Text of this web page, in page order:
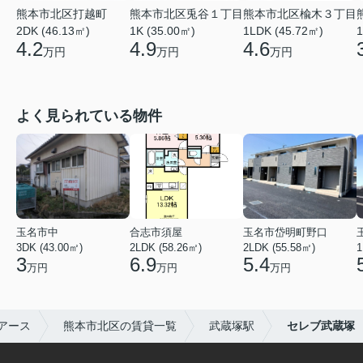
熊本市北区打越町
2DK (46.13㎡)
4.2万円
熊本市北区兎谷１丁目
1K (35.00㎡)
4.9万円
熊本市北区楡木３丁目
1LDK (45.72㎡)
4.6万円
よく見られている物件
玉名市中
3DK (43.00㎡)
3万円
合志市須屋
2LDK (58.26㎡)
6.9万円
玉名市岱明町野口
2LDK (55.58㎡)
5.4万円
ース 熊本市北区の賃貸一覧 武蔵塚駅 セレブ武蔵塚